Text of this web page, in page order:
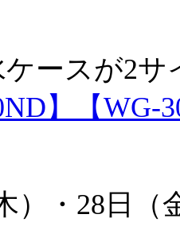
ースが2サ
】
【WG-
）・28日（